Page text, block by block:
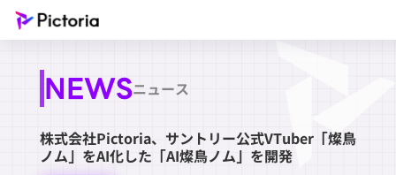
NEWSニュース
株式会社Pictoria、サントリー公式VTuber「燦鳥
ノム」をAI化した「AI燦鳥ノム」を開発